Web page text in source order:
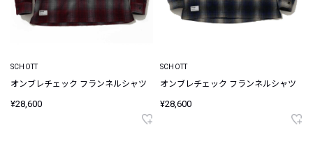
SCHOTT
オンブレチェック フランネルシャツ
¥28,600
SCHOTT
オンブレチェック フランネルシャツ
¥28,600